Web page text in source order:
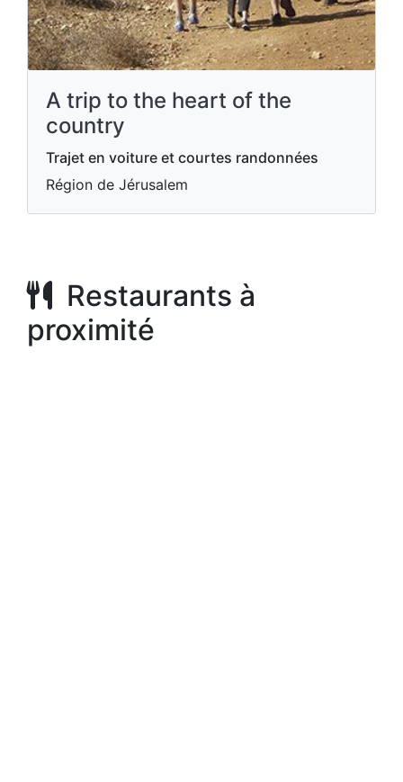
A trip to the heart of the
country
Trajet en voiture et courtes randonnées
Région de Jérusalem
Restaurants à
proximité